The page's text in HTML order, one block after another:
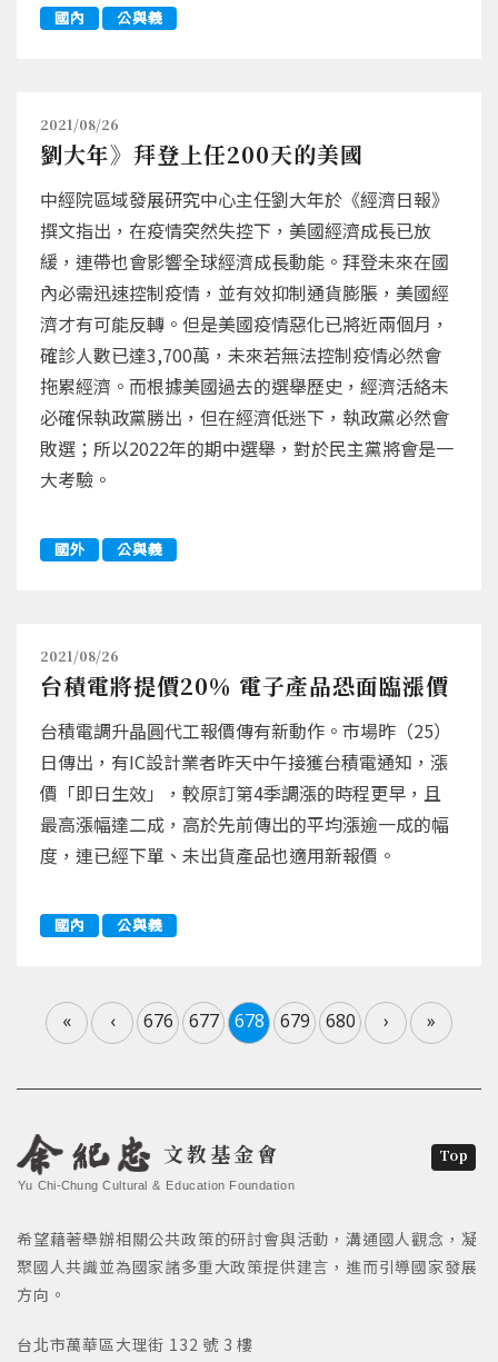
國內 公與義
2021/08/26
劉大年》拜登上任200天的美國
中經院區域發展研究中心主任劉大年於《經濟日報》
撰文指出，在疫情突然失控下，美國經濟成長已放
緩，連帶也會影響全球經濟成長動能。拜登未來在國
內必需迅速控制疫情，並有效抑制通貨膨脹，美國經
濟才有可能反轉。但是美國疫情惡化已將近兩個月，
確診人數已達3,700萬，未來若無法控制疫情必然會
拖累經濟。而根據美國過去的選舉歷史，經濟活絡未
必確保執政黨勝出，但在經濟低迷下，執政黨必然會
敗選；所以2022年的期中選舉，對於民主黨將會是一
大考驗。
國外 公與義
2021/08/26
台積電將提價20％ 電子產品恐面臨漲價
台積電調升晶圓代工報價傳有新動作。市場昨（25）
日傳出，有IC設計業者昨天中午接獲台積電通知，漲
價「即日生效」，較原訂第4季調漲的時程更早，且
最高漲幅達二成，高於先前傳出的平均漲逾一成的幅
度，連已經下單、未出貨產品也適用新報價。
國內 公與義
« ‹ 676 677 678 679 680 › »
文教基金會
Yu Chi-Chung Cultural & Education Foundation
希望藉著舉辦相關公共政策的研討會與活動，溝通國人觀念，凝
聚國人共識並為國家諸多重大政策提供建言，進而引導國家發展
方向。
台北市萬華區大理街 132 號 3 樓
Top